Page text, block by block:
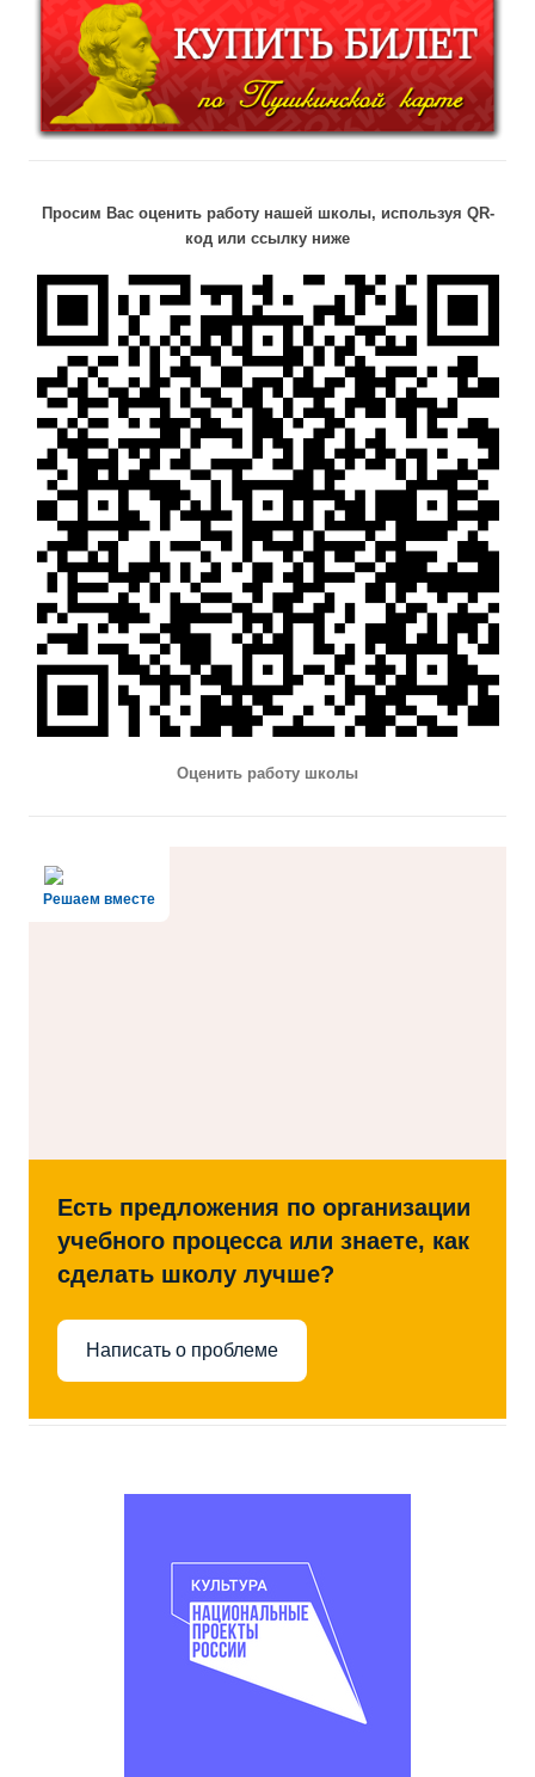
Просим Вас оценить работу нашей школы, используя QR-
код или ссылку ниже
Оценить работу школы
Решаем вместе
Есть предложения по организации
учебного процесса или знаете, как
сделать школу лучше?
Написать о проблеме